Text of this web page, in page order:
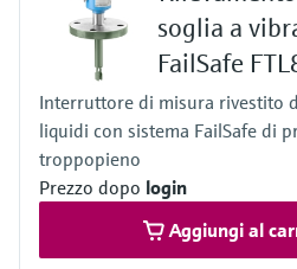
Vuoto … 100 bar
(1450 psi)
Densità minima del prodotto
Densità da 0,4 g/cm³
(0.4 SGU)
soglia a
FailSafe
Interruttore di misura rivestito
liquidi con sistema FailSafe di
troppopieno
Prezzo dopo login
Aggiungi al